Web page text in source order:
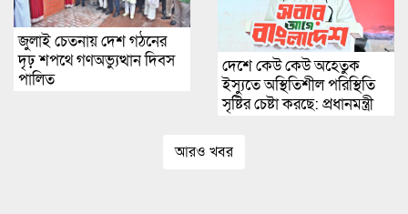
জুলাই চেতনায় দেশ গঠনের
দৃঢ় শপথে গণঅভ্যুত্থান দিবস
পালিত
দেশে কেউ কেউ অহেতুক
ইস্যুতে অস্থিতিশীল পরিস্থিতি
সৃষ্টির চেষ্টা করছে: প্রধানমন্ত্রী
আরও খবর